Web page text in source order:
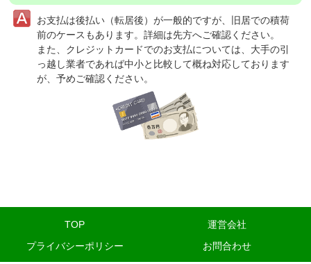
お支払は後払い（転居後）が一般的ですが、旧居での積荷
前のケースもあります。詳細は先方へご確認ください。
また、クレジットカードでのお支払については、大手の引
っ越し業者であれば中小と比較して概ね対応しております
が、予めご確認ください。
TOP
運営会社
プライバシーポリシー
お問合わせ